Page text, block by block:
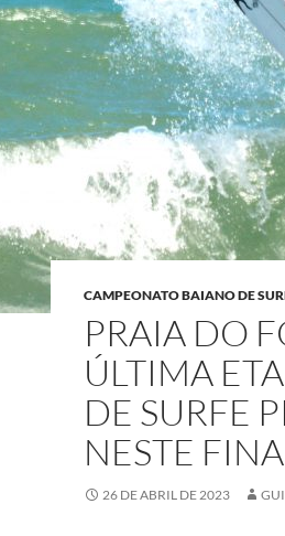
CAMPEONATO BAIANO DE
PRAIA DO
ÚLTIMA
DE SURFE
NESTE
26 DE ABRIL DE 2023